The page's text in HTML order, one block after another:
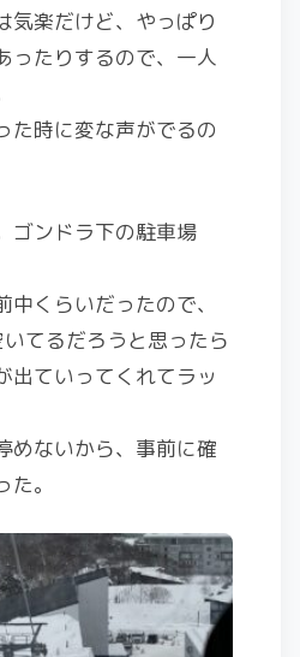
気楽だけど、やっぱり
ったりするので、一人
た時に変な声がでるの
ゴンドラ下の駐車場
くらいだったので、
てるだろうと思ったら
出ていってくれてラッ
めないから、事前に確
。